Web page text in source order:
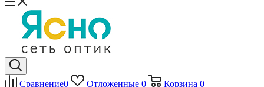
Сравнение0 Отложенные 0 Корзина 0